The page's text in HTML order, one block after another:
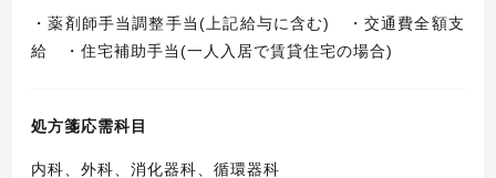
・薬剤師手当調整手当(上記給与に含む) ・交通費全額支
給 ・住宅補助手当(一人入居で賃貸住宅の場合)
処方箋応需科目
内科、外科、消化器科、循環器科